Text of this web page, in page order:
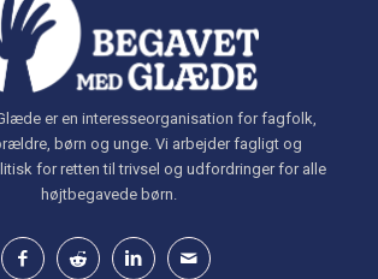
er en interesseorganisation for fagfolk,
børn og unge. Vi arbejder fagligt og
for retten til trivsel og udfordringer for alle
højtbegavede børn.